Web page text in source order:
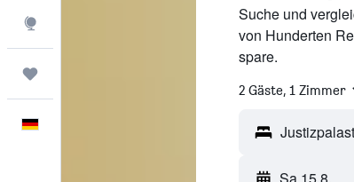
Suche und
von Hunderten
spare.
2 Gäste, 1 Zimmer